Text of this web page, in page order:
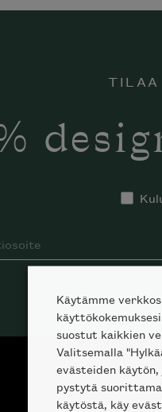
TILAA
Käytämme
suostut kaikkien
Valitsemalla
evästeiden
pystytä
käytöstä, käy